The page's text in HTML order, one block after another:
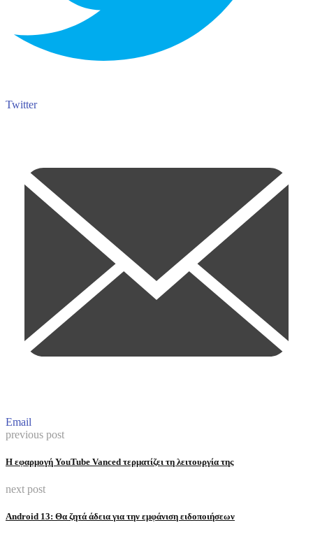
Twitter
Email
previous post
Η εφαρμογή YouTube Vanced τερματίζει τη λειτουργία της
next post
Android 13: Θα ζητά άδεια για την εμφάνιση ειδοποιήσεων